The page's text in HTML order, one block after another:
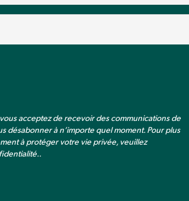
acceptez de recevoir des communications de
désabonner à n’importe quel moment. Pour plus
à protéger votre vie privée, veuillez
.